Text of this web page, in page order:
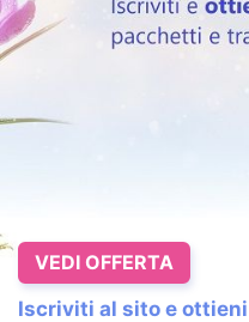
Iscriviti al sito e
VEDI OFFERTA